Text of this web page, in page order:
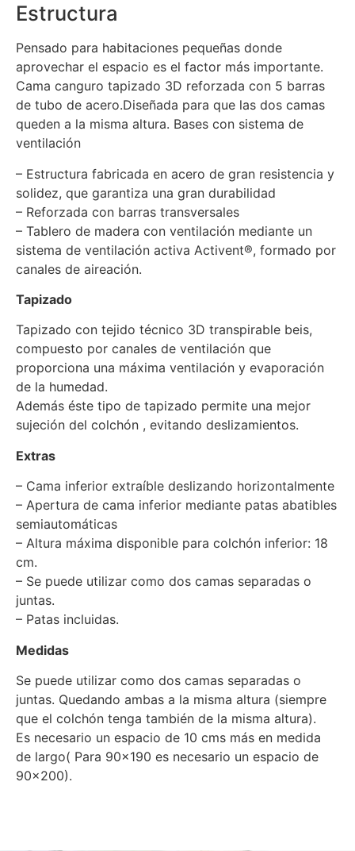
Estructura
Pensado para habitaciones pequeñas donde
aprovechar el espacio es el factor más importante.
Cama canguro tapizado 3D reforzada con 5 barras
de tubo de acero.Diseñada para que las dos camas
queden a la misma altura. Bases con sistema de
ventilación
– Estructura fabricada en acero de gran resistencia y
solidez, que garantiza una gran durabilidad
– Reforzada con barras transversales
– Tablero de madera con ventilación mediante un
sistema de ventilación activa Activent®, formado por
canales de aireación.
Tapizado
Tapizado con tejido técnico 3D transpirable beis,
compuesto por canales de ventilación que
proporciona una máxima ventilación y evaporación
de la humedad.
Además éste tipo de tapizado permite una mejor
sujeción del colchón , evitando deslizamientos.
Extras
– Cama inferior extraíble deslizando horizontalmente
– Apertura de cama inferior mediante patas abatibles
semiautomáticas
– Altura máxima disponible para colchón inferior: 18
cm.
– Se puede utilizar como dos camas separadas o
juntas.
– Patas incluidas.
Medidas
Se puede utilizar como dos camas separadas o
juntas. Quedando ambas a la misma altura (siempre
que el colchón tenga también de la misma altura).
Es necesario un espacio de 10 cms más en medida
de largo( Para 90×190 es necesario un espacio de
90×200).